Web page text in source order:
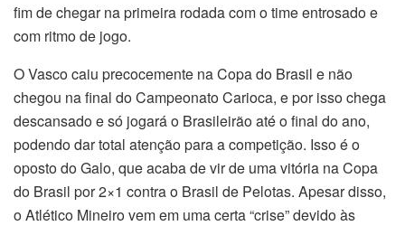
fim de chegar na primeira rodada com o time entrosado e
com ritmo de jogo.
O Vasco caiu precocemente na Copa do Brasil e não
chegou na final do Campeonato Carioca, e por isso chega
descansado e só jogará o Brasileirão até o final do ano,
podendo dar total atenção para a competição. Isso é o
oposto do Galo, que acaba de vir de uma vitória na Copa
do Brasil por 2×1 contra o Brasil de Pelotas. Apesar disso,
o Atlético Mineiro vem em uma certa “crise” devido às